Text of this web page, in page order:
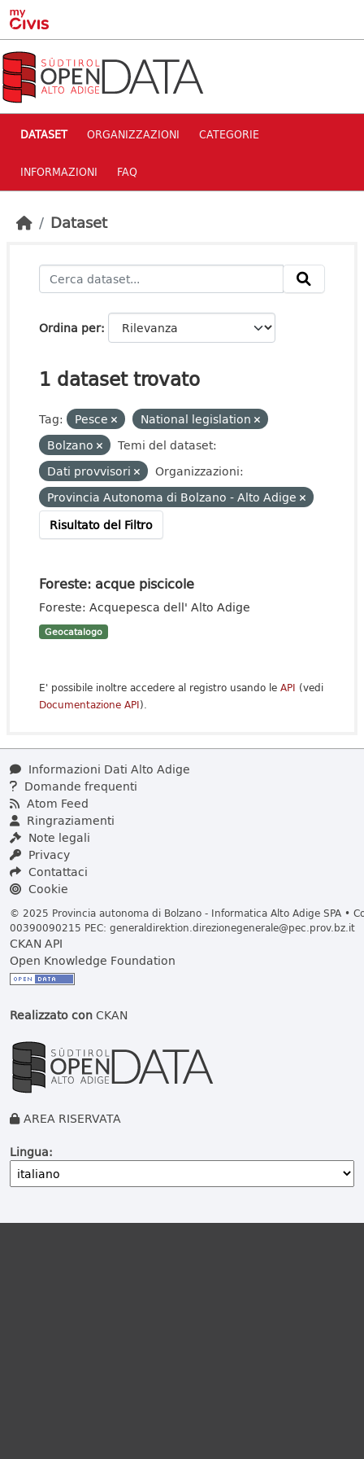
Skip to main content
DATASET ORGANIZZAZIONI CATEGORIE
INFORMAZIONI FAQ
Dataset
Ordina per
1 dataset trovato
Tag: Pesce
National legislation
Bolzano
Temi del dataset:
Dati provvisori
Organizzazioni:
Provincia Autonoma di Bolzano - Alto Adige
Risultato del Filtro
Foreste: acque piscicole
Foreste: Acquepesca dell' Alto Adige
Geocatalogo
E' possibile inoltre accedere al registro usando le API (vedi
Documentazione API).
Informazioni Dati Alto Adige
Domande frequenti
Atom Feed
Ringraziamenti
Note legali
Privacy
Contattaci
Cookie
© 2025 Provincia autonoma di Bolzano - Informatica Alto Adige SPA •
00390090215 PEC: generaldirektion.direzionegenerale@pec.prov.bz.it
CKAN API
Open Knowledge Foundation
Realizzato conCKAN
AREA RISERVATA
Lingua